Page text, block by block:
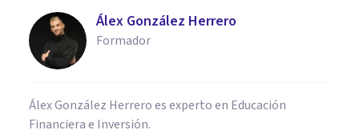
Álex González Herrero
Formador
Álex González Herrero es experto en Educación
Financiera e Inversión.